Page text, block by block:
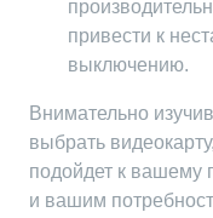
привести к
выключению.
Внимательно
выбрать
подойдет к вашему
и вашим